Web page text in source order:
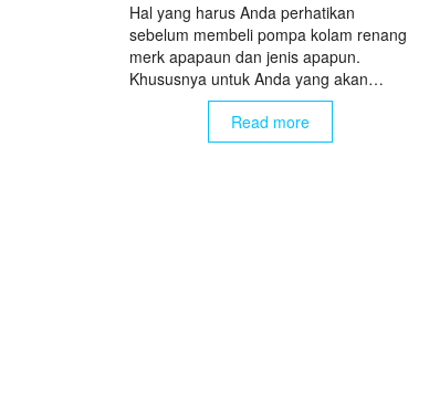
Hal yang harus Anda perhatikan
sebelum membeli pompa kolam renang
merk apapaun dan jenis apapun.
Khususnya untuk Anda yang akan…
Read more